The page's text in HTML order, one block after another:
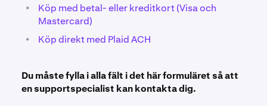
•
Köp med betal- eller kreditkort (Visa och
Mastercard)
• Köp direkt med Plaid ACH
Du måste fylla i alla fält i det här formuläret så att
en supportspecialist kan kontakta dig.